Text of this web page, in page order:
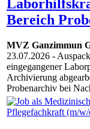
Bereich
MVZ Ganzimmun
23.07.2026 -
eingegangener
Archivierung
Probenarchiv bei